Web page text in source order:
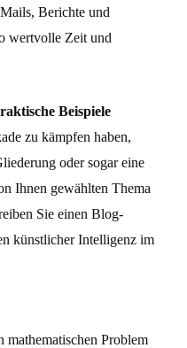
Berichte und
wertvolle Zeit und
Beispiele
zu kämpfen haben,
oder sogar eine
Ihnen gewählten Thema
Sie einen Blog-
künstlicher Intelligenz im
mathematischen Problem